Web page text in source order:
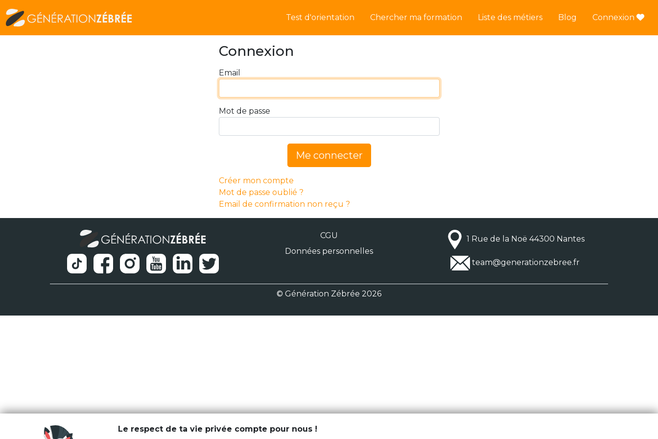
Test d'orientation Chercher ma formation Liste des métiers Blog Connexion
Connexion
Email
Mot de passe
Me connecter
Créer mon compte
Mot de passe oublié ?
Email de confirmation non reçu ?
CGU
Données personnelles
1 Rue de la Noë 44300 Nantes
team@generationzebree.fr
© Génération Zébrée 2026
Le respect de ta vie privée compte pour nous !